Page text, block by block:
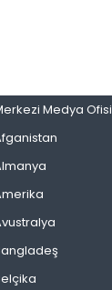
Medya Ofisi